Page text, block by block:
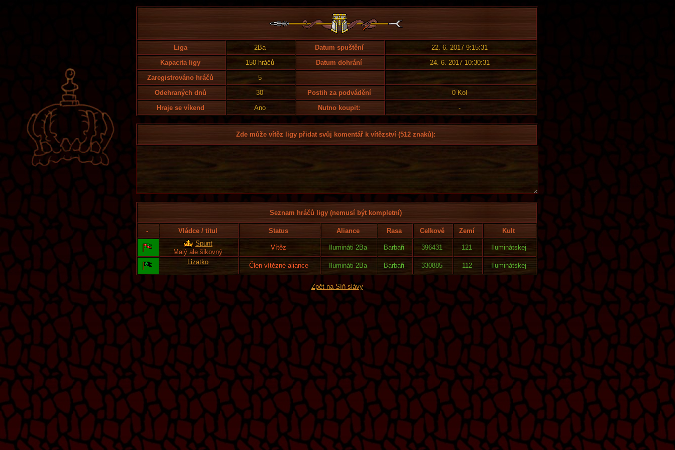
Liga 2Ba Datum spuštění
22. 6. 2017 9:15:31
Kapacita ligy
150 hráčů Datum dohrání
24. 6. 2017 10:30:31
Zaregistrováno hráčů
5
Odehraných dnů
30 Postih za podvádění
0 Kol
Hraje se víkend
Ano Nutno koupit: -
Zde může vítěz ligy přidat svůj komentář k vítězství (512 znaků):
Seznam hráčů ligy (nemusí být kompletní)
- Vládce / titul Status Aliance Rasa Celkově Zemí
Kult
Spunt
Malý ale šikovný
Vítěz Ilumináti 2Ba Barbaři 396431 121
Iluminátskej
Lizatko
-
Člen vítězné aliance Ilumináti 2Ba Barbaři 330885 112 Iluminátskej
Zpět na Síň slávy